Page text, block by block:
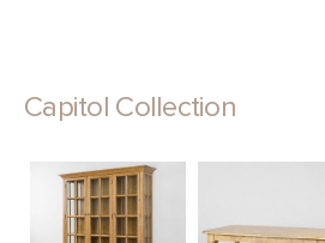
Capitol Collection